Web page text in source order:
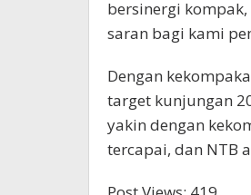
bersinergi
saran bagi kami
Dengan
target kunjungan
yakin dengan
tercapai, dan NTB